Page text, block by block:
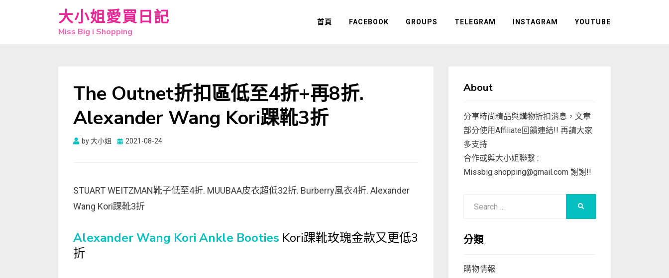
大小姐愛買日記
Miss Big i Shopping
首頁 FACEBOOK GROUPS TELEGRAM INSTAGRAM YOUTUBE
The Outnet折扣區低至4折+再8折.
Alexander Wang Kori踝靴3折
by大小姐
Posted
2021-08-24
STUART WEITZMAN靴子低至4折. MUUBAA皮衣超低32折. Burberry風衣4折. Alexander
Wang Kori踝靴3折
Alexander Wang Kori Ankle Booties Kori踝靴玫瑰金款又更低3
折
About
分享時尚精品與購物折扣消息，文章
部分使用Affiliate回饋連結!! 再請大家
多支持
合作或與大小姐聯繫 :
Missbig.shopping@gmail.com謝謝!!
分類
購物情報